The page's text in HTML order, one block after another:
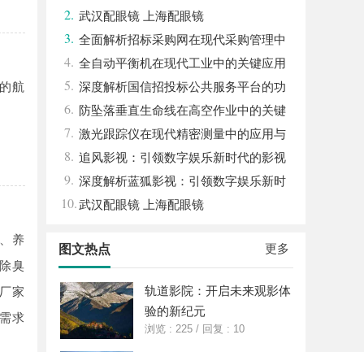
航
养
臭
家
求
2. 武汉配眼镜 上海配眼镜
3. 全面解析招标采购网在现代采购管理中
的重要作用与应用
4. 全自动平衡机在现代工业中的关键应用
与发展趋势解析
5. 深度解析国信招投标公共服务平台的功
能与优势
6. 防坠落垂直生命线在高空作业中的关键
应用与安全保障
7. 激光跟踪仪在现代精密测量中的应用与
发展趋势
8. 追风影视：引领数字娱乐新时代的影视
平台探索
9. 深度解析蓝狐影视：引领数字娱乐新时
代的先锋力量
10.武汉配眼镜 上海配眼镜
更多
图文热点
轨道影院：开启未来观影体
验的新纪元
浏览 : 225 / 回复 : 10